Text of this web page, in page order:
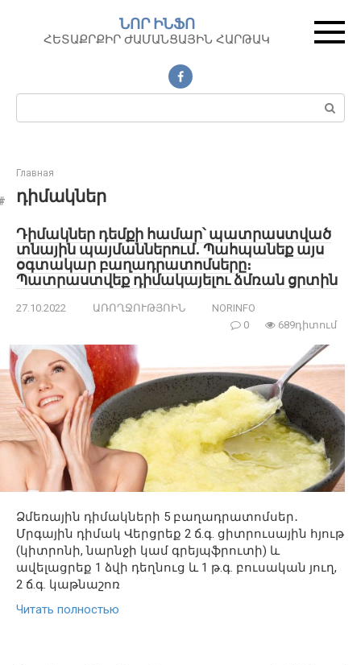
контенту
ՆՈՐ ԻՆՖՈ
ՀԵՏԱՔՐՔԻՐ ԺԱՄԱՆՑԱՅԻՆ ՀԱՐԹԱԿ
Поиск:
Главная
դիմակներ
Դիմակներ դեմքի համար՝ պատրաստված
տնային պայմաններում․ Պահպանեք այս
օգտակար բաղադրատոմսերը։
Պատրաստվեք դիմակայելու ձմռան ցրտին
27.10.2022 ԱՌՈՂՋՈՒԹՅՈԻՆ
NORINFO
0
689դիտում
Ձմեռային դիմակների 5 բաղադրատոմսեր․
Մրգային դիմակ Վերցրեք 2 ճ.գ. ցիտրուսային հյութ
(կիտրոնի, նարնջի կամ գրեյպֆրուտի) և
ավելացրեք 1 ձվի դեղնուց և 1 թ.գ. բուսական յուղ,
2 ճ.գ. կաթնաշոռ
Читать полностью